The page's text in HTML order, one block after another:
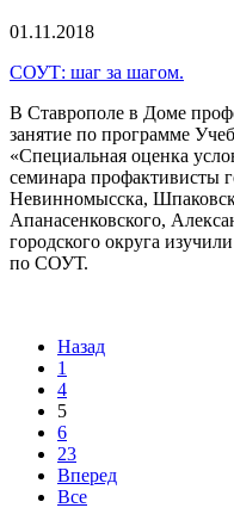
01.11.2018
СОУТ: шаг за шагом.
В Ставрополе в Доме
занятие по программе
«Специальная оценка
семинара профактивисты
Невинномысска,
Апанасенковского,
городского округа
по СОУТ.
Назад
1
4
5
6
23
Вперед
Все